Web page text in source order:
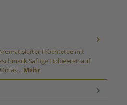
Früchtetee mit
Saftige Erdbeeren auf
Mehr